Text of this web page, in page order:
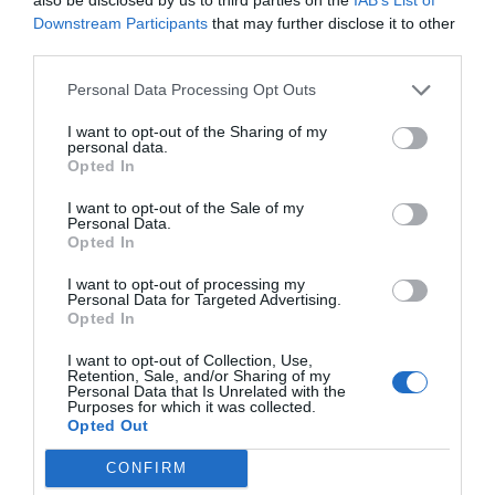
Downstream Participants that may further disclose it to other
Personal Data Processing Opt Outs
I want to opt-out of the Sharing of my
personal data.
Opted In
I want to opt-out of the Sale of my
Personal Data.
Opted In
I want to opt-out of processing my
Personal Data for Targeted Advertising.
Opted In
I want to opt-out of Collection, Use,
Retention, Sale, and/or Sharing of my
Personal Data that Is Unrelated with the
Purposes for which it was collected.
Opted Out
CONFIRM
empresarial ha sido asimétrico en función de tres
principales variables: la dimensión de la empresa
-las grandes compañías han dispuesto de
(la banca, por ejemplo, ha salvaguardado los
sistemas de pago) y el grado de necesidad de
consumo eléctrico. De hecho, las industrias del
sector de la automoción y la metalurgia han sido
Ebro que han parado la producción en sus plantas
en Martorell y la Zona Franca de Barcelona
respectivamente.
El comercio local ha sido uno de los sectores más
afectados ante el caos del apagón,con tiendas a
oscuras, datáfonos fuera de servicio y clientes